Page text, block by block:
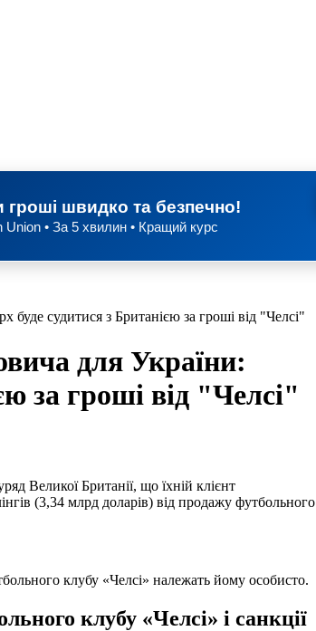
гроші швидко та безпечно!
Union • За 5 хвилин • Кращий курс
буде судитися з Британією за гроші від "Челсі"
для України:
за гроші від "Челсі"
(3,34 млрд доларів) від продажу футбольного
клубу «Челсі» належать йому особисто.
клубу «Челсі» і санкції